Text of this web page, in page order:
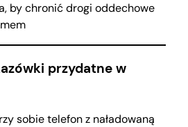
by chronić drogi oddechowe
przydatne w
sobie telefon z naładowaną